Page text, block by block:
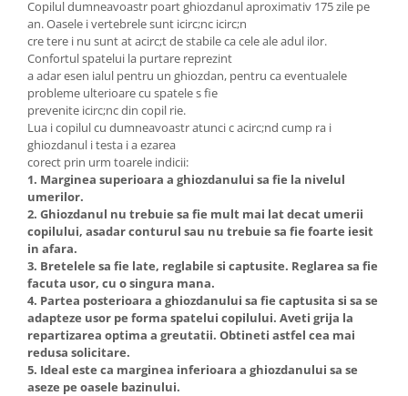
Copilul dumneavoastr poart ghiozdanul aproximativ 175 zile pe
an. Oasele i vertebrele sunt icirc;nc icirc;n
cre tere i nu sunt at acirc;t de stabile ca cele ale adul ilor.
Confortul spatelui la purtare reprezint
a adar esen ialul pentru un ghiozdan, pentru ca eventualele
probleme ulterioare cu spatele s fie
prevenite icirc;nc din copil rie.
Lua i copilul cu dumneavoastr atunci c acirc;nd cump ra i
ghiozdanul i testa i a ezarea
corect prin urm toarele indicii:
1. Marginea superioara a ghiozdanului sa fie la nivelul
umerilor.
2. Ghiozdanul nu trebuie sa fie mult mai lat decat umerii
copilului, asadar conturul sau nu trebuie sa fie foarte iesit
in afara.
3. Bretelele sa fie late, reglabile si captusite. Reglarea sa fie
facuta usor, cu o singura mana.
4. Partea posterioara a ghiozdanului sa fie captusita si sa se
adapteze usor pe forma spatelui copilului. Aveti grija la
repartizarea optima a greutatii. Obtineti astfel cea mai
redusa solicitare.
5. Ideal este ca marginea inferioara a ghiozdanului sa se
aseze pe oasele bazinului.